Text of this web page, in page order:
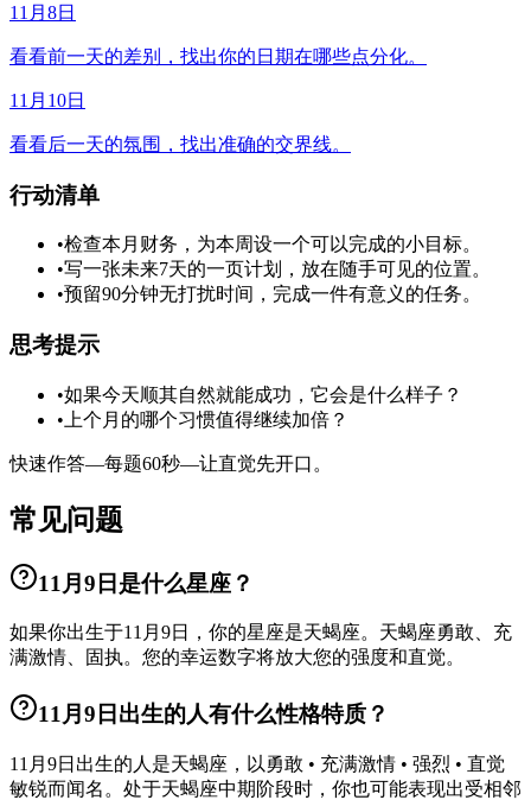
11月8日
看看前一天的差别，找出你的日期在哪些点分化。
11月10日
看看后一天的氛围，找出准确的交界线。
行动清单
•检查本月财务，为本周设一个可以完成的小目标。
•写一张未来7天的一页计划，放在随手可见的位置。
•预留90分钟无打扰时间，完成一件有意义的任务。
思考提示
•如果今天顺其自然就能成功，它会是什么样子？
• 上个月的哪个习惯值得继续加倍？
快速作答—每题60秒—让直觉先开口。
常见问题
11月9日是什么星座？
如果你出生于11月9日，你的星座是天蝎座。天蝎座勇敢、充
满激情、固执。您的幸运数字将放大您的强度和直觉。
11月9日出生的人有什么性格特质？
11月9日出生的人是天蝎座，以勇敢 • 充满激情 • 强烈 • 直觉
敏锐而闻名。处于天蝎座中期阶段时，你也可能表现出受相邻